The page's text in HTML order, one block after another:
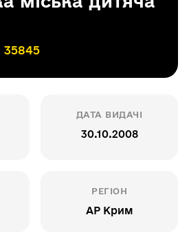
35845
ДАТА ВИДАЧІ
30.10.2008
РЕГІОН
АР Крим